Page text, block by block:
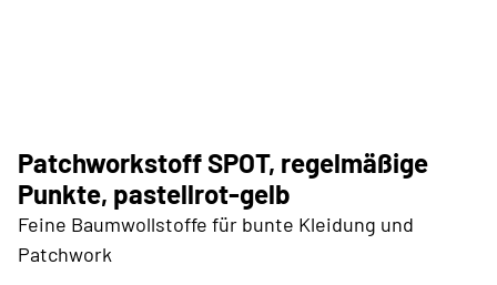
Patchworkstoff SPOT, regelmäßige
Punkte, pastellrot-gelb
Feine Baumwollstoffe für bunte Kleidung und
Patchwork